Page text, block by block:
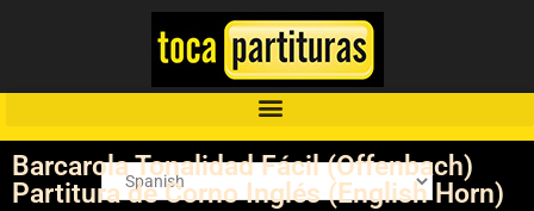
Barcarola Tonalidad Fácil (Offenbach)
Partitura de Corno Inglés (English Horn)